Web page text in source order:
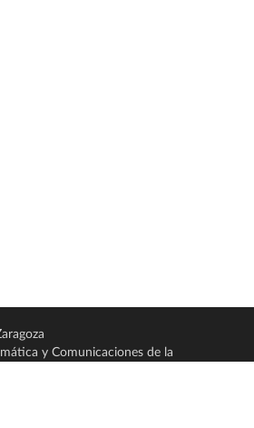
y Comunicaciones de la